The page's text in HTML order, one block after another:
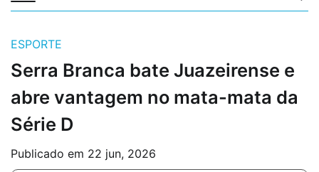
ESPORTE
Serra Branca bate Juazeirense e
abre vantagem no mata-mata da
Série D
Publicado em 22 jun, 2026